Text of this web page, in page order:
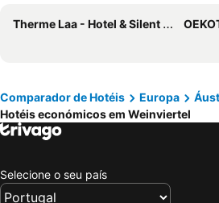
Therme Laa - Hotel & Silent Spa
Comparador de Hotéis Europa
Hotéis económicos em Weinviertel
Selecione o seu país